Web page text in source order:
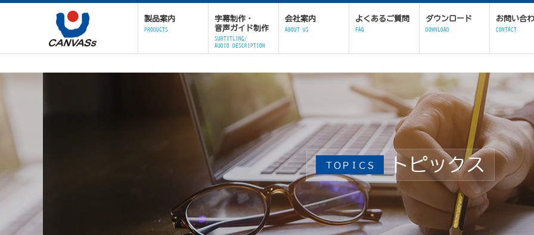
製品案内
PRODUCTS
字幕制作・
音声ガイド制作
SUBTITLING/
AUDIO DESCRIPTION
会社案内
ABOUT US
よくあるご質問
FAQ
ダウンロード
DOWNLOAD
お問い合
CONTACT
ＴＯＰＩＣＳ トピックス